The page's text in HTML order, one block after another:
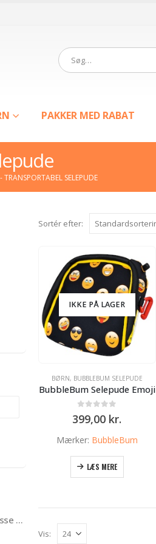
PAKKER MED RABAT
TRANSPORTABEL SELEPUDE
Sortér efter:
IKKE PÅ LAGER
BØRN, BUBBLEBUM SELEPUDE
BubbleBum Selepude Emoji
ud af 5
399,00 kr.
Mærker: BubbleBum
LÆS MERE
Vis:
Noui Noui madkasse til børn med 3 udtagelige rum – Sort